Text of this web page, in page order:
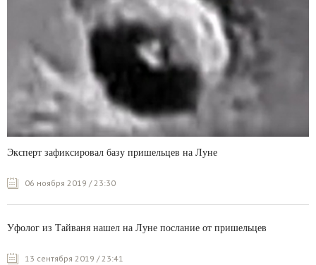
Эксперт зафиксировал базу пришельцев на Луне
06 ноября 2019 / 23:30
Уфолог из Тайваня нашел на Луне послание от пришельцев
13 сентября 2019 / 23:41